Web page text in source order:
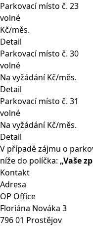
Parkovací místo č. 23
volné
Kč/měs.
Detail
Parkovací místo č. 30
volné
Na vyžádání Kč/měs.
Detail
Parkovací místo č. 31
volné
Na vyžádání Kč/měs.
Detail
V případě zájmu o
níže do políčka: „Vaše
Kontakt
Adresa
OP Office
Floriána Nováka 3
796 01 Prostějov